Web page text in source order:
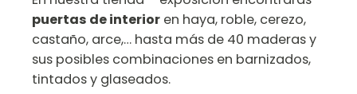
puertas de interior en haya, roble, cerezo,
castaño, arce,… hasta más de 40 maderas y
sus posibles combinaciones en barnizados,
tintados y glaseados.